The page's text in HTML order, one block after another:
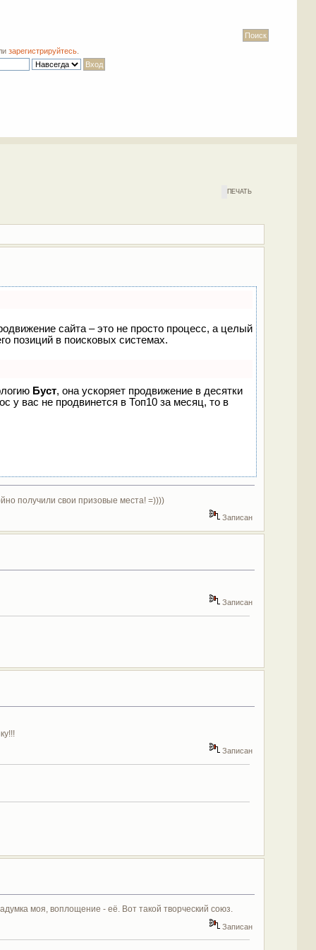
зарегистрируйтесь
ПЕЧАТЬ
сайта – это не просто процесс, а целый
позиций в поисковых системах.
Буст, она ускоряет продвижение в десятки
у вас не продвинется в Топ10 за месяц, то в
получили свои призовые места! =))))
Записан
Записан
Записан
моя, воплощение - её. Вот такой творческий союз.
Записан